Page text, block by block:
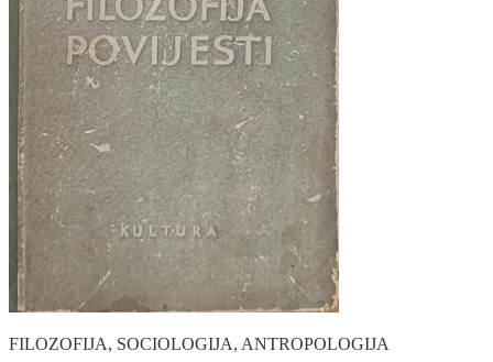
FILOZOFIJA, SOCIOLOGIJA, ANTROPOLOGIJA